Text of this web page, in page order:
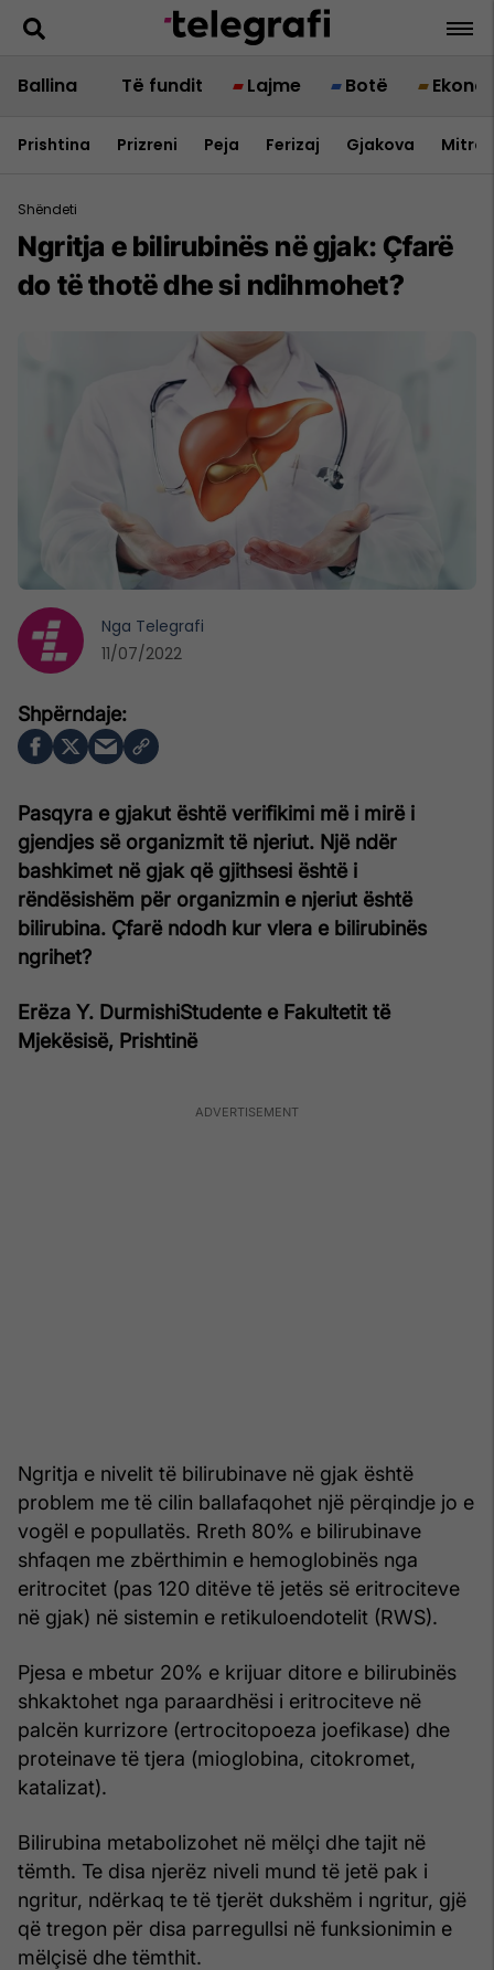
Ballina Të fundit Lajme Botë
Prishtina Prizreni Peja Ferizaj Gjakova
Shëndeti
Ngritja e bilirubinës në gjak: Çfarë
do të thotë dhe si ndihmohet?
Pasqyra e gjakut është verifikimi më i mirë i
gjendjes së organizmit të njeriut. Një ndër
bashkimet në gjak që gjithsesi është i
rëndësishëm për organizmin e njeriut është
bilirubina. Çfarë ndodh kur vlera e bilirubinës
ngrihet?
Erëza Y. DurmishiStudente e Fakultetit të
Mjekësisë, Prishtinë
Ngritja e nivelit të bilirubinave në gjak është
problem me të cilin ballafaqohet një përqindje jo e
vogël e popullatës. Rreth 80% e bilirubinave
shfaqen me zbërthimin e hemoglobinës nga
eritrocitet (pas 120 ditëve të jetës së eritrociteve
në gjak) në sistemin e retikuloendotelit (RWS).
Pjesa e mbetur 20% e krijuar ditore e bilirubinës
shkaktohet nga paraardhësi i eritrociteve në
palcën kurrizore (ertrocitopoeza joefikase) dhe
proteinave të tjera (mioglobina, citokromet,
katalizat).
Bilirubina metabolizohet në mëlçi dhe tajit në
tëmth. Te disa njerëz niveli mund të jetë pak i
ngritur, ndërkaq te të tjerët dukshëm i ngritur, gjë
që tregon për disa parregullsi në funksionimin e
mëlçisë dhe tëmthit.
Nga Telegrafi
11/07/2022